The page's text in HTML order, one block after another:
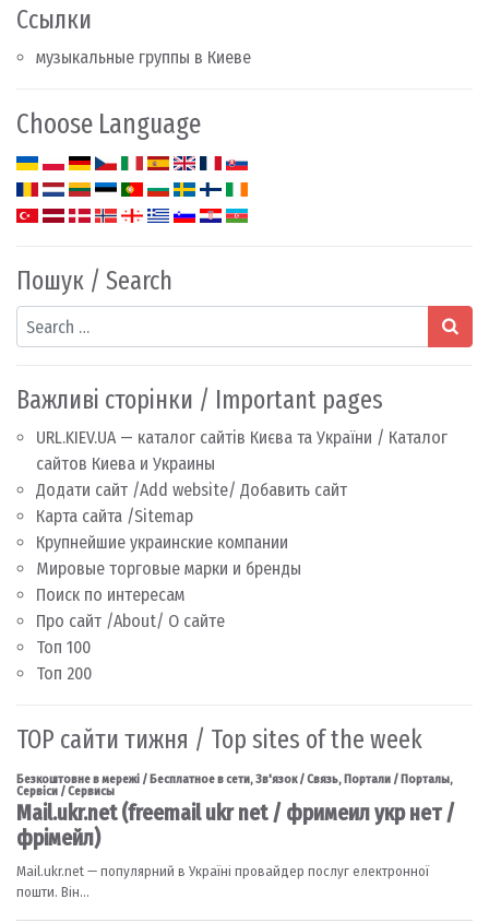
Ссылки
музыкальные группы в Киеве
Choose Language
Пошук / Search
Search
Важливі сторінки / Important pages
URL.KIEV.UA — каталог сайтів Києва та України / Каталог
сайтов Киева и Украины
Додати сайт /Add website/ Добавить сайт
Карта сайта /Sitemap
Крупнейшие украинские компании
Мировые торговые марки и бренды
Поиск по интересам
Про сайт /About/ О сайте
Топ 100
Топ 200
TOP сайти тижня / Top sites of the week